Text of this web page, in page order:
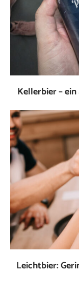
Kellerbier –
Leichtbier: